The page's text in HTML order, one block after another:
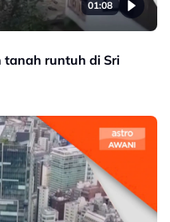
01:08
tanah runtuh di Sri